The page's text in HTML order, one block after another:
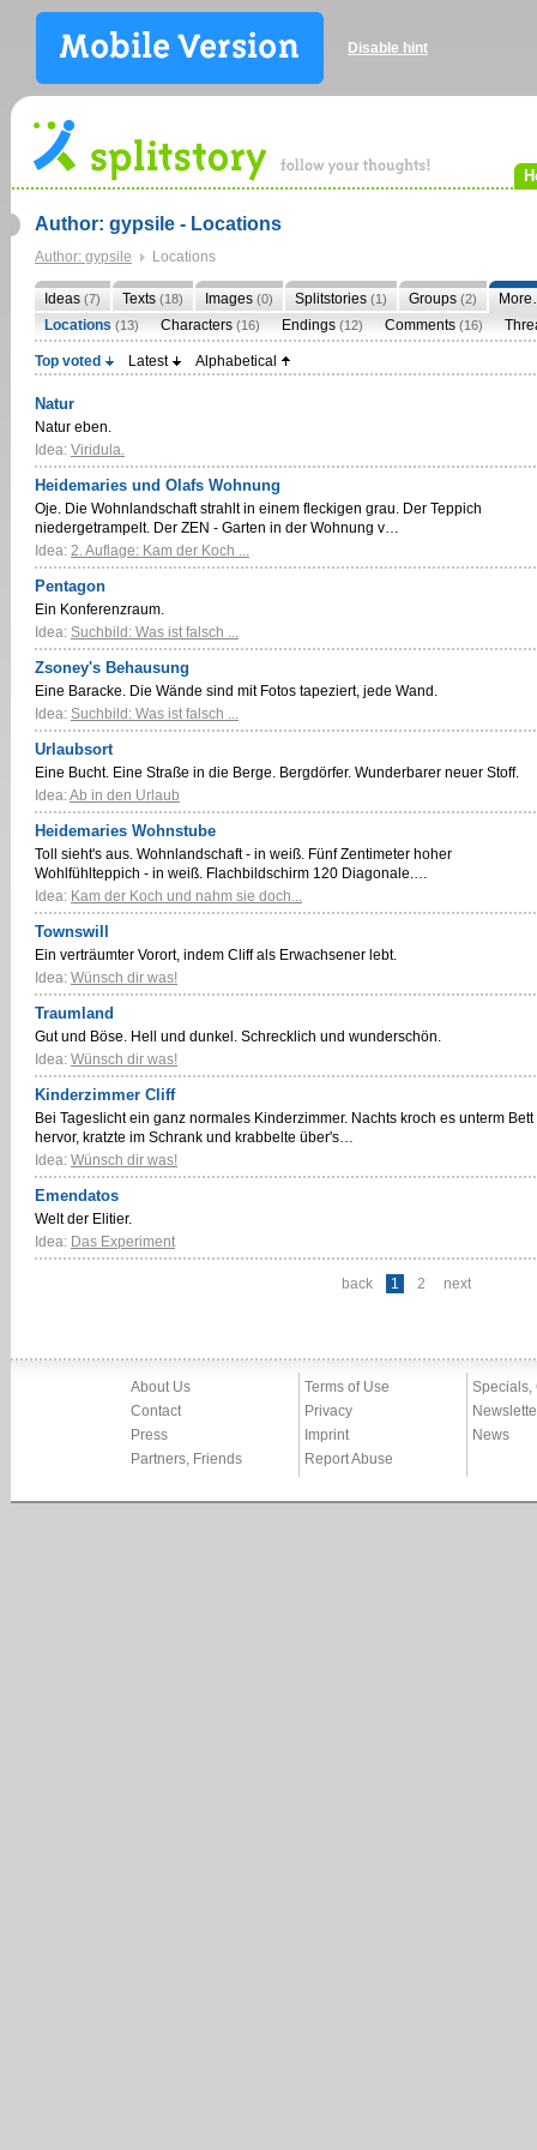
Disable hint
Author: gypsile - Locations
Author: gypsile Locations
Ideas (7) Texts (18) Images (0) Splitstories (1) Groups (2)
Locations (13) Characters (16) Endings (12) Comments (16)
Top voted Latest Alphabetical
Natur
Natur eben.
Idea: Viridula.
Heidemaries und Olafs Wohnung
Oje. Die Wohnlandschaft strahlt in einem fleckigen grau. Der Teppich
niedergetrampelt. Der ZEN - Garten in der Wohnung v…
Idea: 2. Auflage: Kam der Koch ...
Pentagon
Ein Konferenzraum.
Idea: Suchbild: Was ist falsch ...
Zsoney's Behausung
Eine Baracke. Die Wände sind mit Fotos tapeziert, jede Wand.
Idea: Suchbild: Was ist falsch ...
Urlaubsort
Eine Bucht. Eine Straße in die Berge. Bergdörfer. Wunderbarer neuer Stoff.
Idea:Ab in den Urlaub
Heidemaries Wohnstube
Toll sieht's aus. Wohnlandschaft - in weiß. Fünf Zentimeter hoher
Wohlfühlteppich - in weiß. Flachbildschirm 120 Diagonale.…
Idea: Kam der Koch und nahm sie doch...
Townswill
Ein verträumter Vorort, indem Cliff als Erwachsener lebt.
Idea: Wünsch dir was!
Traumland
Gut und Böse. Hell und dunkel. Schrecklich und wunderschön.
Idea: Wünsch dir was!
Kinderzimmer Cliff
Bei Tageslicht ein ganz normales Kinderzimmer. Nachts kroch es unterm Bett
hervor, kratzte im Schrank und krabbelte über's…
Idea: Wünsch dir was!
Emendatos
Welt der Elitier.
Idea: Das Experiment
back 1 2 next
About Us
Contact
Press
Partners, Friends
Terms of Use
Privacy
Imprint
Report Abuse
Specials,
News